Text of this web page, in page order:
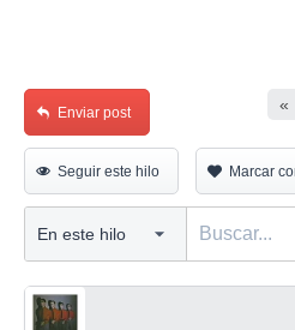
«
Enviar post
Seguir este hilo Marcar